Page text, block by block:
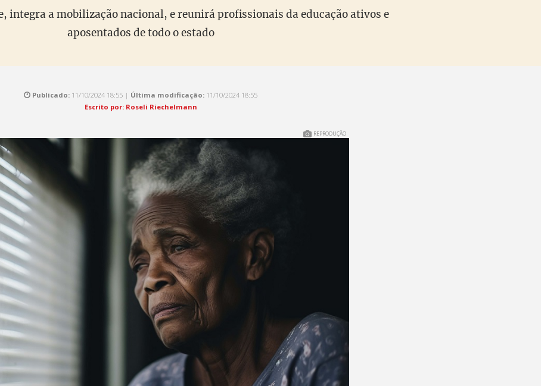
integra a mobilização nacional, e reunirá profissionais da educação ativos e
aposentados de todo o estado
Publicado: 11/10/2024 18:55 | Última modificação: 11/10/2024 18:55
Escrito por: Roseli Riechelmann
REPRODUÇÃO